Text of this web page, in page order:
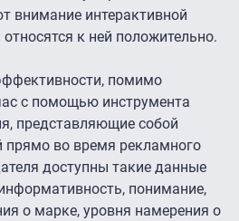
внимание интерактивной
к ней положительно.
помимо
с помощью инструмента
представляющие собой
прямо во время рекламного
доступны такие данные
понимание,
о марке, уровня намерения о